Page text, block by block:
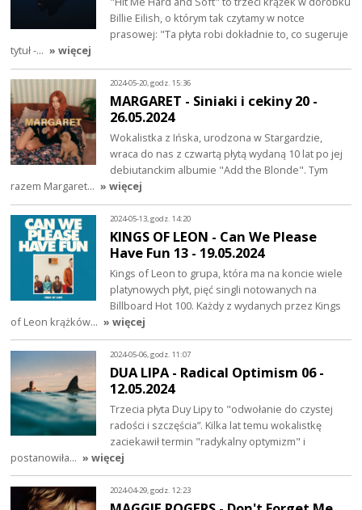
Billie Eilish, o którym tak czytamy w notce
prasowej: "Ta płyta robi dokładnie to, co sugeruje
tytuł -… » więcej
2024-05-20, godz. 15:36
MARGARET - Siniaki i cekiny 20 -
26.05.2024
Wokalistka z Ińska, urodzona w Stargardzie,
wraca do nas z czwartą płytą wydaną 10 lat po jej
debiutanckim albumie "Add the Blonde". Tym
razem Margaret… » więcej
2024-05-13, godz. 14:20
KINGS OF LEON - Can We Please
Have Fun 13 - 19.05.2024
Kings of Leon to grupa, która ma na koncie wiele
platynowych płyt, pięć singli notowanych na
Billboard Hot 100. Każdy z wydanych przez Kings
of Leon krążków… » więcej
2024-05-06, godz. 11:07
DUA LIPA - Radical Optimism 06 -
12.05.2024
Trzecia płyta Duy Lipy to "odwołanie do czystej
radości i szczęścia”. Kilka lat temu wokalistkę
zaciekawił termin "radykalny optymizm" i
postanowiła… » więcej
2024-04-29, godz. 12:23